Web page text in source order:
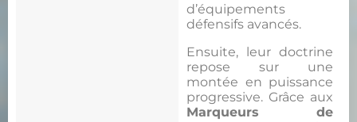
d’équipements
défensifs avancés.
Ensuite, leur doctrine
repose sur une
montée en puissance
progressive. Grâce aux
Marqueurs de